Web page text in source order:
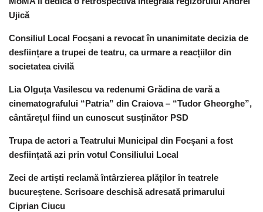
Ujică
Consiliul Local Focșani a revocat în unanimitate decizia de
desființare a trupei de teatru, ca urmare a reacțiilor din
societatea civilă
Lia Olguța Vasilescu va redenumi Grădina de vară a
cinematografului “Patria” din Craiova – “Tudor Gheorghe”,
cântărețul fiind un cunoscut susținător PSD
Trupa de actori a Teatrului Municipal din Focșani a fost
desființată azi prin votul Consiliului Local
Zeci de artiști reclamă întârzierea plăților în teatrele
bucureștene. Scrisoare deschisă adresată primarului
Ciprian Ciucu